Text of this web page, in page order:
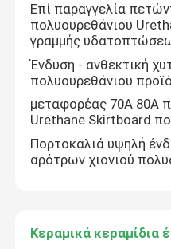
Επί παραγγελία
πολυουρεθάνιου
γραμμής
Ένδυση - ανθεκτική
πολυουρεθάνιου
μεταφορέας 70A 80A
Urethane Skirtboard
Πορτοκαλιά υψηλή
αρότρων χιονιού
Κεραμικά κεραμίδια